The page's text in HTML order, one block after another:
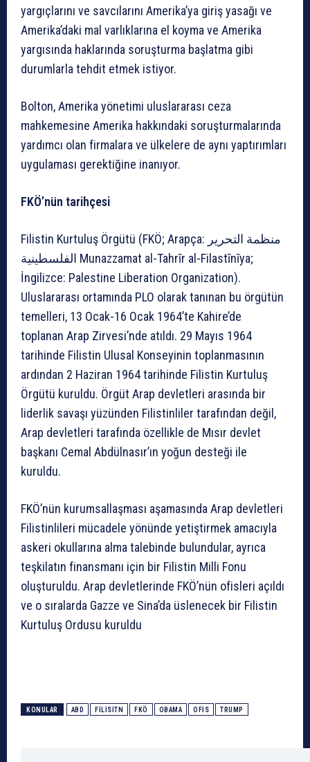
yargıçlarını ve savcılarını Amerika’ya giriş yasağı ve
Amerika’daki mal varlıklarına el koyma ve Amerika
yargısında haklarında soruşturma başlatma gibi
durumlarla tehdit etmek istiyor.
Bolton, Amerika yönetimi uluslararası ceza
mahkemesine Amerika hakkındaki soruşturmalarında
yardımcı olan firmalara ve ülkelere de aynı yaptırımları
uygulaması gerektiğine inanıyor.
FKÖ’nün tarihçesi
Filistin Kurtuluş Örgütü (FKÖ; Arapça: منظمة التحرير
الفلسطينية Munazzamat al-Tahrīr al-Filastīnīya;
İngilizce: Palestine Liberation Organization).
Uluslararası ortamında PLO olarak tanınan bu örgütün
temelleri, 13 Ocak-16 Ocak 1964’te Kahire’de
toplanan Arap Zirvesi’nde atıldı. 29 Mayıs 1964
tarihinde Filistin Ulusal Konseyinin toplanmasının
ardından 2 Haziran 1964 tarihinde Filistin Kurtuluş
Örgütü kuruldu. Örgüt Arap devletleri arasında bir
liderlik savaşı yüzünden Filistinliler tarafından değil,
Arap devletleri tarafında özellikle de Mısır devlet
başkanı Cemal Abdülnasır’ın yoğun desteği ile
kuruldu.
FKÖ’nün kurumsallaşması aşamasında Arap devletleri
Filistinlileri mücadele yönünde yetiştirmek amacıyla
askeri okullarına alma talebinde bulundular, ayrıca
teşkilatın finansmanı için bir Filistin Milli Fonu
oluşturuldu. Arap devletlerinde FKÖ’nün ofisleri açıldı
ve o sıralarda Gazze ve Sina’da üslenecek bir Filistin
Kurtuluş Ordusu kuruldu
KONULAR ABD FILISITN FKÖ OBAMA OFİS TRUMP